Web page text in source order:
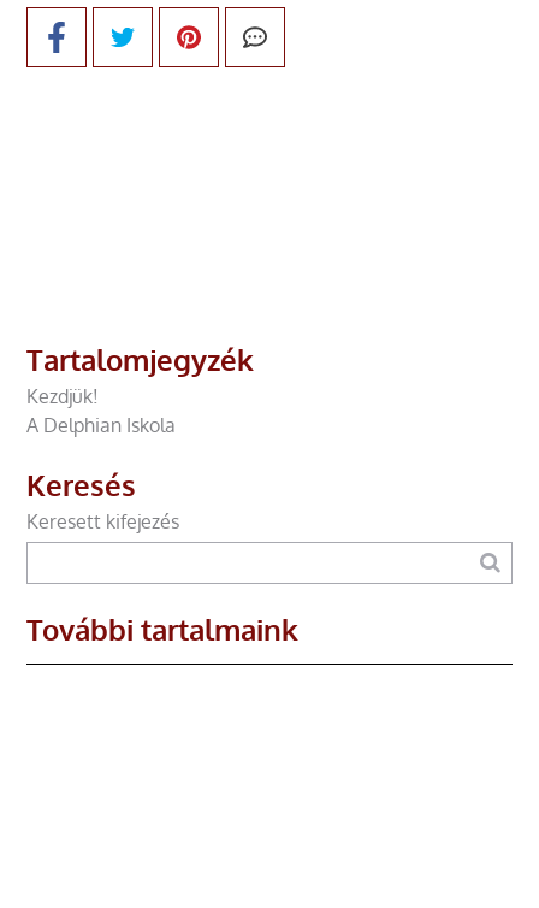
Tartalomjegyzék
Kezdjük!
A Delphian Iskola
Keresés
Keresett kifejezés
További tartalmaink